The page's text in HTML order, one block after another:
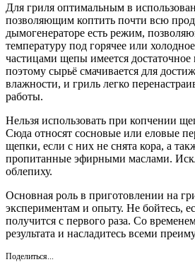
Для гриля оптимальным в
позволяющим коптить почти всю
дымогенераторе есть режим,
температуру под горячее или
частицами щепы имеется достаточное
поэтому сырьё смачивается для
влажности, и гриль легко
работы.
Нельзя использовать при копчении
Сюда относят сосновые или еловые
щепки, если с них не снята кора, а
пропитанные эфирными маслами.
облепиху.
Основная роль в приготовлении на
экспериментам и опыту. Не бойтесь,
получится с первого раза. Со
результата и насладитесь всеми
Поделиться...